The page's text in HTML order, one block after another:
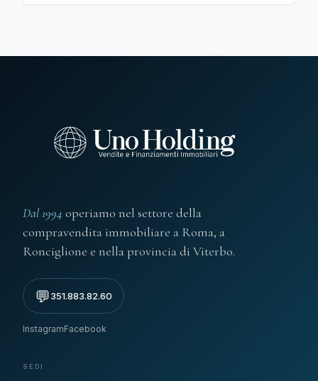
Dal 1994 operiamo nel settore della
compravendita immobiliare a Roma, a
Ronciglione e nella provincia di Viterbo.
💬351.883.82.60
InstagramFacebook
SEDI